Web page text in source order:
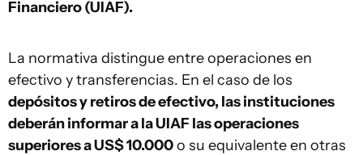
Financiero (UIAF).
La normativa distingue entre operaciones en
efectivo y transferencias. En el caso de los
depósitos y retiros de efectivo, las instituciones
deberán informar a la UIAF las operaciones
superiores a US$ 10.000o su equivalente en otras